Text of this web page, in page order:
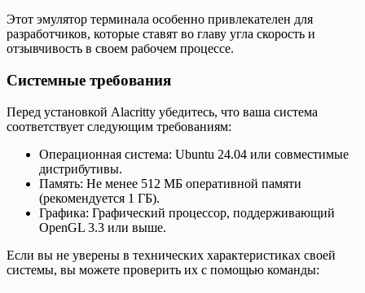
Этот эмулятор терминала особенно привлекателен для
разработчиков, которые ставят во главу угла скорость и
отзывчивость в своем рабочем процессе.
Системные требования
Перед установкой Alacritty убедитесь, что ваша система
соответствует следующим требованиям:
Операционная система: Ubuntu 24.04 или совместимые
дистрибутивы.
Память: Не менее 512 МБ оперативной памяти
(рекомендуется 1 ГБ).
Графика: Графический процессор, поддерживающий
OpenGL 3.3 или выше.
Если вы не уверены в технических характеристиках своей
системы, вы можете проверить их с помощью команды: